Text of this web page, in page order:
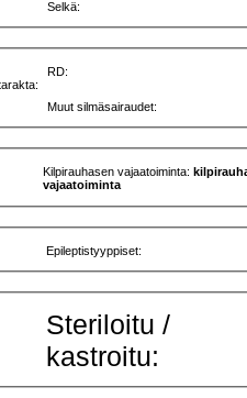
Selkä:
RD:
Muut silmäsairaudet:
Kilpirauhasen vajaatoiminta:
vajaatoiminta
Epileptistyyppiset:
Steriloitu /
kastroitu: